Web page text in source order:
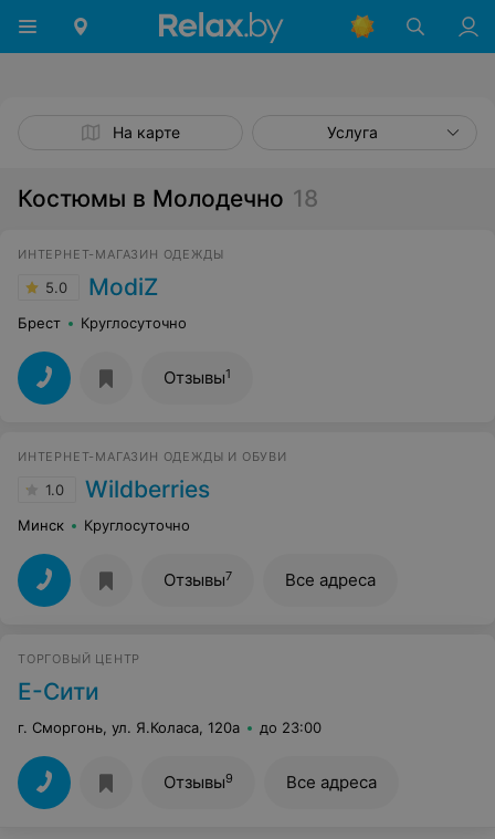
На карте Услуга
Костюмы в Молодечно 18
ИНТЕРНЕТ-МАГАЗИН ОДЕЖДЫ
5.0 ModiZ
Брест Круглосуточно
Отзывы1
ИНТЕРНЕТ-МАГАЗИН ОДЕЖДЫ И ОБУВИ
1.0 Wildberries
Минск Круглосуточно
Отзывы7 Все адреса
ТОРГОВЫЙ ЦЕНТР
Е-Сити
г. Сморгонь, ул. Я.Коласа, 120а до 23:00
Отзывы9 Все адреса